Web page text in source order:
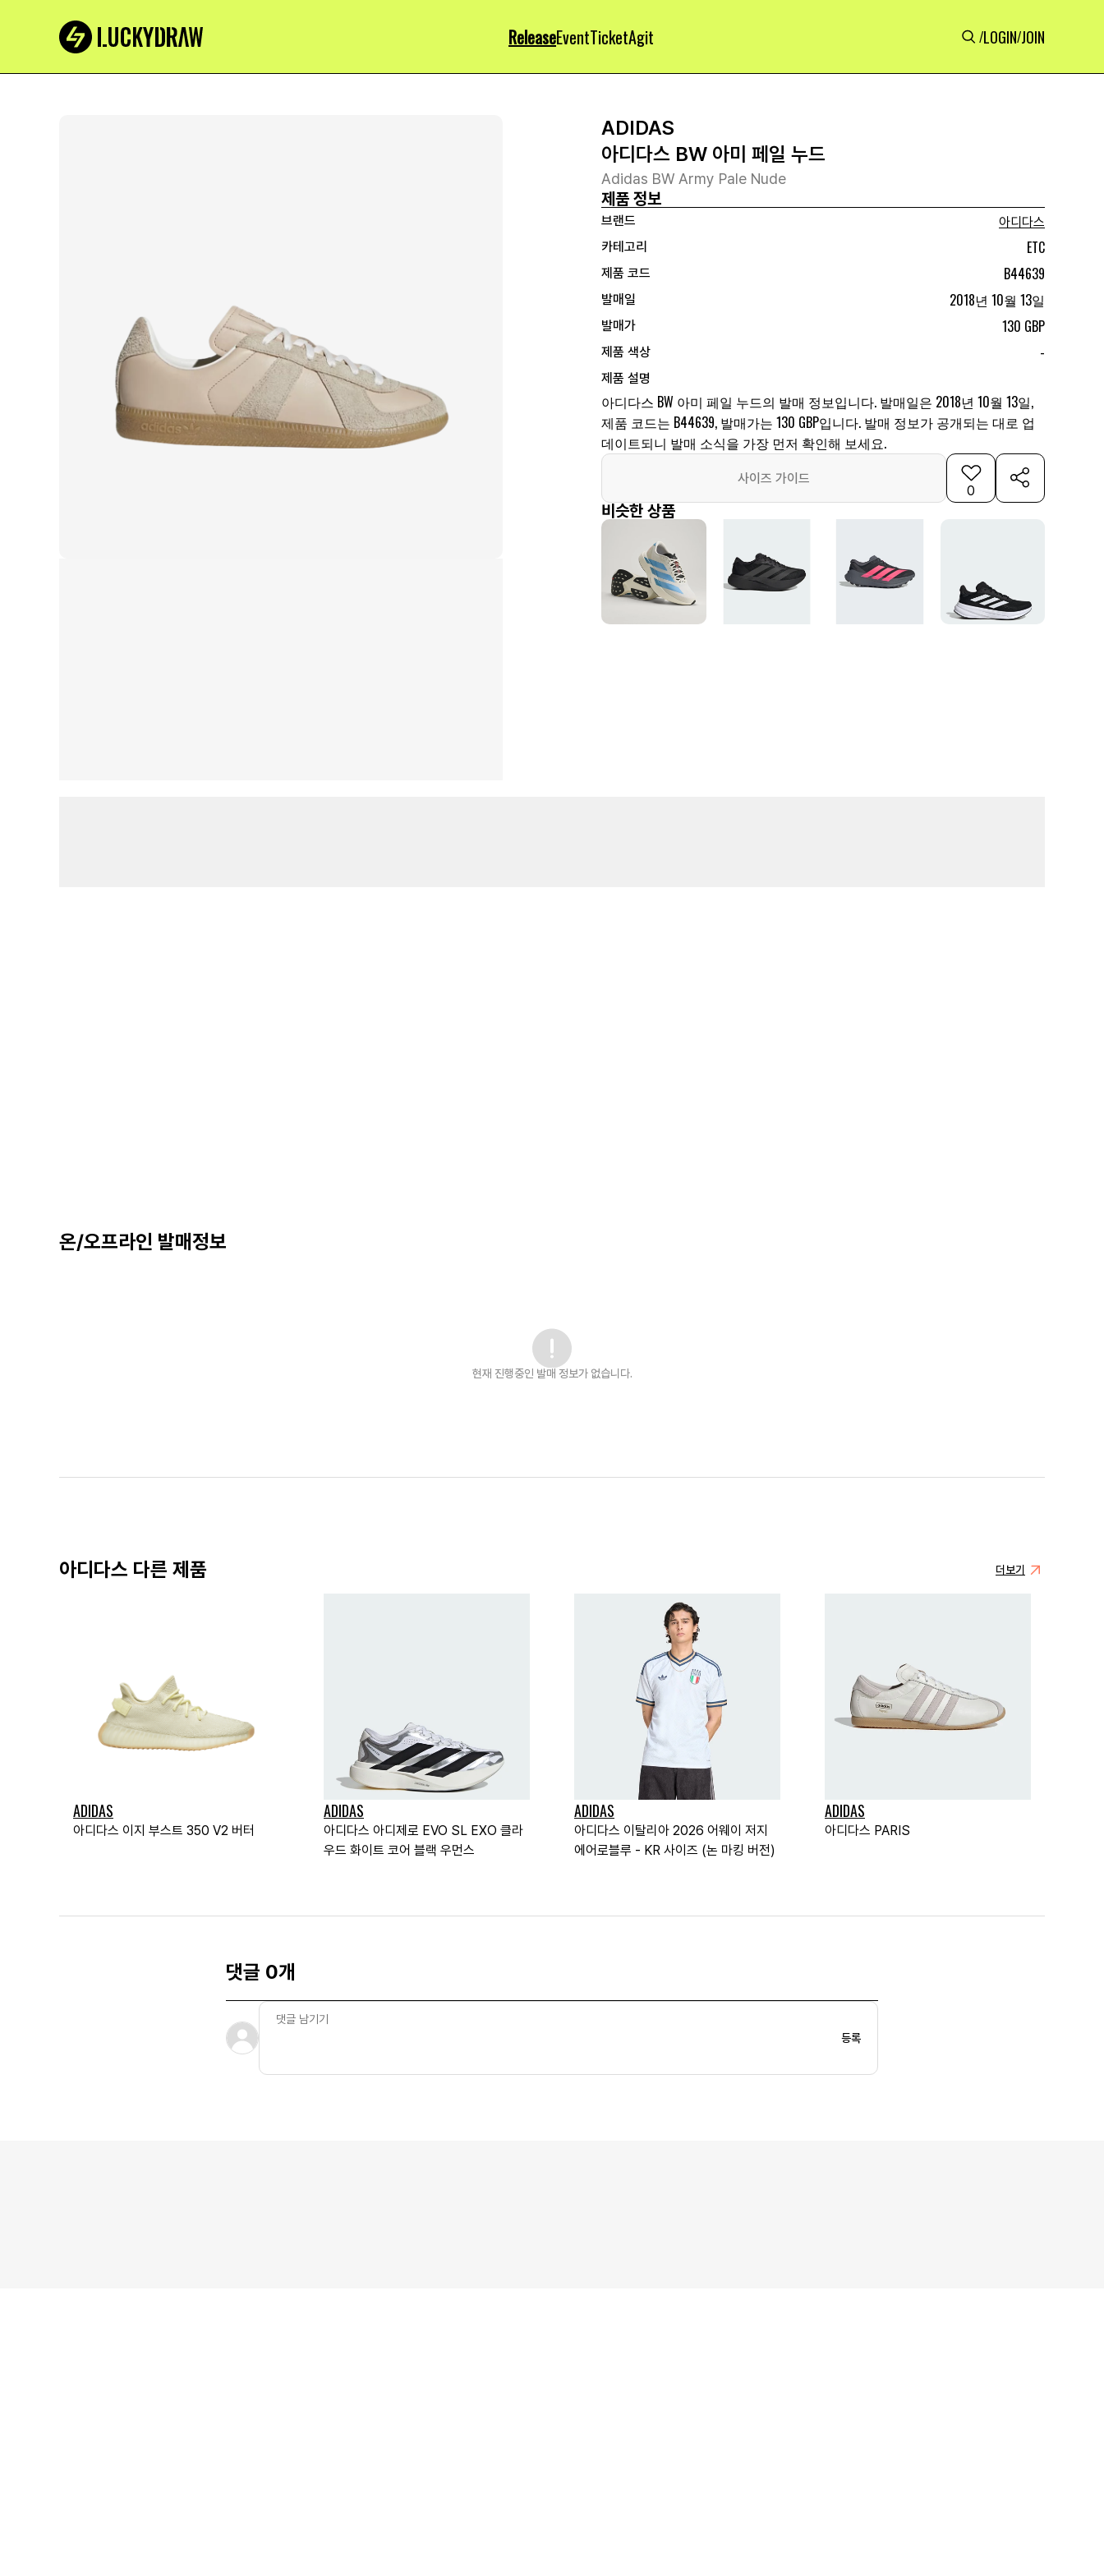
ReleaseEventTicketAgit /LOGIN/JOIN
ADIDAS
아디다스 BW 아미 페일 누드
Adidas BW Army Pale Nude
제품 정보
브랜드
아디다스
카테고리
ETC
제품 코드 B44639
발매일 2018년 10월 13일
발매가 130 GBP
제품 색상 -
제품 설명
아디다스 BW 아미 페일 누드의 발매 정보입니다. 발매일은 2018년 10월 13일,
제품 코드는 B44639, 발매가는 130 GBP입니다. 발매 정보가 공개되는 대로 업
데이트되니 발매 소식을 가장 먼저 확인해 보세요.
사이즈 가이드
0
비슷한 상품
온/오프라인 발매정보
현재 진행중인 발매 정보가 없습니다.
아디다스 다른 제품 더보기
ADIDAS
아디다스 이지 부스트 350 V2 버터
ADIDAS
아디다스 아디제로 EVO SL EXO 클라
우드 화이트 코어 블랙 우먼스
ADIDAS
아디다스 이탈리아 2026 어웨이 저지
에어로블루 - KR 사이즈 (논 마킹 버전)
ADIDAS
아디다스 PARIS
댓글 0개
등록